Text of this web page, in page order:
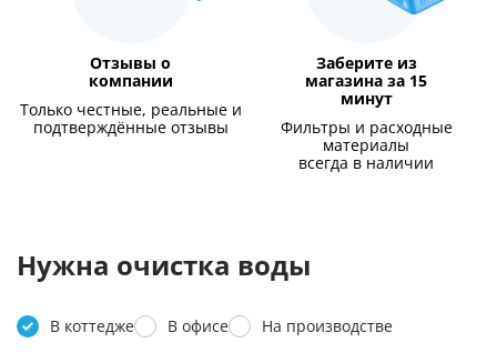
Отзывы о
компании
Только честные, реальные и
подтверждённые отзывы
Заберите из
магазина за 15
минут
Фильтры и расходные
материалы
всегда в наличии
Нужна очистка воды
В коттедже В офисе На производстве